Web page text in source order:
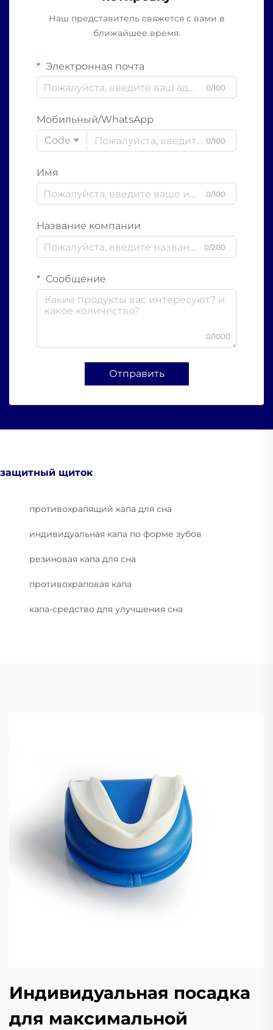
Наш представитель свяжется с вами в
ближайшее время.
Электронная почта
0/100
Мобильный/WhatsApp
Code
0/100
Имя
0/100
Название компании
0/200
Сообщение
0/1000
Отправить
защитный щиток
противохрапящий капа для сна
индивидуальная капа по форме зубов
резиновая капа для сна
противохраповая капа
капа-средство для улучшения сна
Индивидуальная посадка
для максимальной